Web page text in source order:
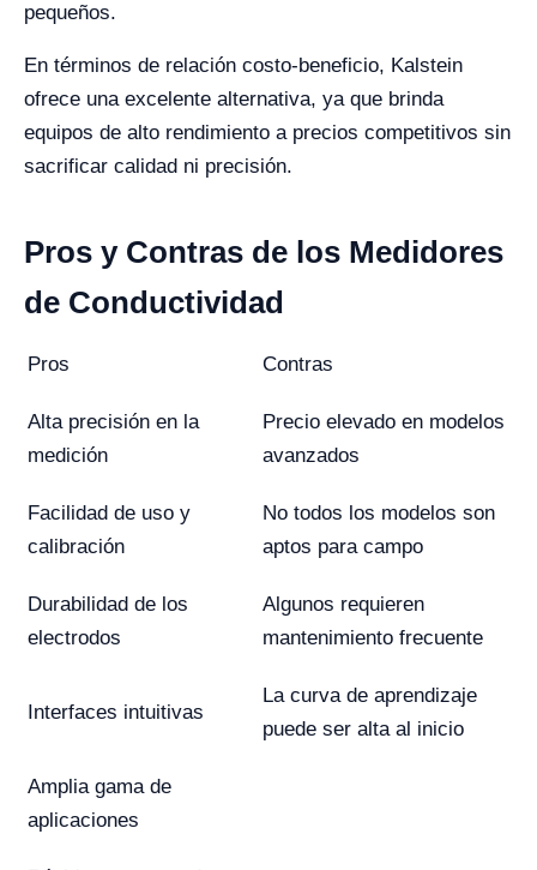
pequeños.
En términos de relación costo-beneficio, Kalstein
ofrece una excelente alternativa, ya que brinda
equipos de alto rendimiento a precios competitivos sin
sacrificar calidad ni precisión.
Pros y Contras de los Medidores
de Conductividad
Pros Contras
Alta precisión en la
medición
Precio elevado en modelos
avanzados
Facilidad de uso y
calibración
No todos los modelos son
aptos para campo
Durabilidad de los
electrodos
Algunos requieren
mantenimiento frecuente
Interfaces intuitivas
La curva de aprendizaje
puede ser alta al inicio
Amplia gama de
aplicaciones